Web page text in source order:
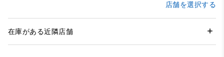
店舗を選択する
在庫がある近隣店舗